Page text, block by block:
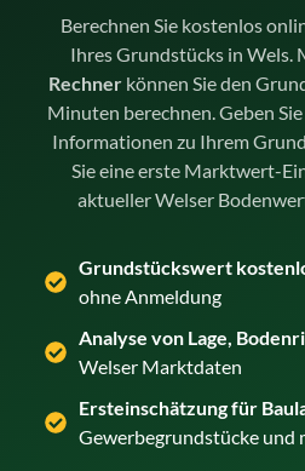
Berechnen Sie kostenlos
Ihres Grundstücks in Wels.
Rechnerkönnen Sie den
Minuten berechnen. Geben
Informationen zu Ihrem
Sie eine erste Marktwert-
aktueller Welser
Grundstückswert
ohne Anmeldung
Analyse von Lage,
Welser Marktdaten
Ersteinschätzung für
Gewerbegrundstücke und